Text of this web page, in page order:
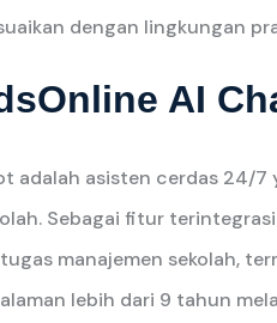
dengan lingkungan
AI
adalah asisten cerdas 24/
Sebagai fitur
manajemen sekolah,
lebih dari 9 tahun